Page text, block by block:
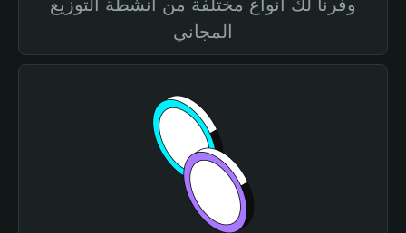
وفرنا لك أنواع مختلفة من أنشطة التوزيع
المجاني